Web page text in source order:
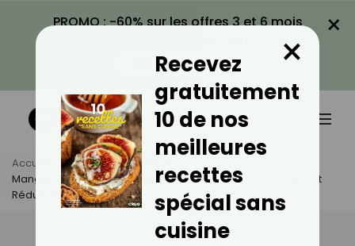
PROMO : -60% sur les offres 3 et 6 mois
VOIR LA PROMO
×
Accueil Actus
Minceur
Manger Avec Les Mains : La Méthode Qui Booste La Satiété Et
Réduit Les Grignotages
Recevez
gratuitement
10 de nos
meilleures
recettes
spécial sans
cuisine
×